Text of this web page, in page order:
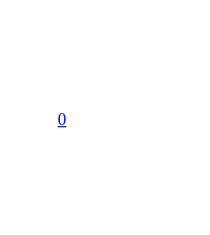
0